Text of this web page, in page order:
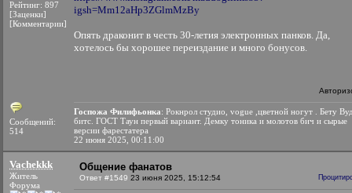
Рейтинг: 897
[Заценки]
[Комментарии]
Сообщений:
514
igsh=Mm12aHp3ZGlmMzBy
Опять драконит в честь 30-летия электронных панков. Да,
хотелось бы хорошее переиздание и много бонусов.
Госпожа Филифьонка: Рокнрол студио, vogue ,цветной ногут . Бету
битс. ГОСТ Таун первый вариант. Демку тоника и молотов бич и сырые
версии фарестатера
22 июня 2025, 00:11:00
Vachekkk
Житель
Форума
Общение фанатов
Ответ #1549 23 июня 2025, 15:12:54